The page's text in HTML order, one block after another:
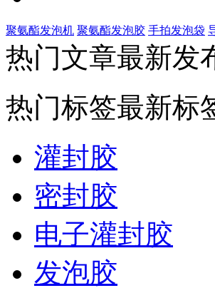
聚氨酯发泡机 聚氨酯发泡胶 手拍发泡袋
热门文章最新发
热门标签最新标
灌封胶
密封胶
电子灌封胶
发泡胶